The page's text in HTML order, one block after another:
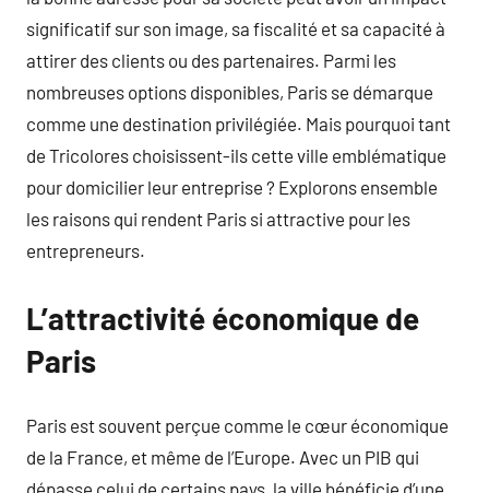
significatif sur son image, sa fiscalité et sa capacité à
attirer des clients ou des partenaires. Parmi les
nombreuses options disponibles, Paris se démarque
comme une destination privilégiée. Mais pourquoi tant
de Tricolores choisissent-ils cette ville emblématique
pour domicilier leur entreprise ? Explorons ensemble
les raisons qui rendent Paris si attractive pour les
entrepreneurs.
L’attractivité économique de
Paris
Paris est souvent perçue comme le cœur économique
de la France, et même de l’Europe. Avec un PIB qui
dépasse celui de certains pays, la ville bénéficie d’une